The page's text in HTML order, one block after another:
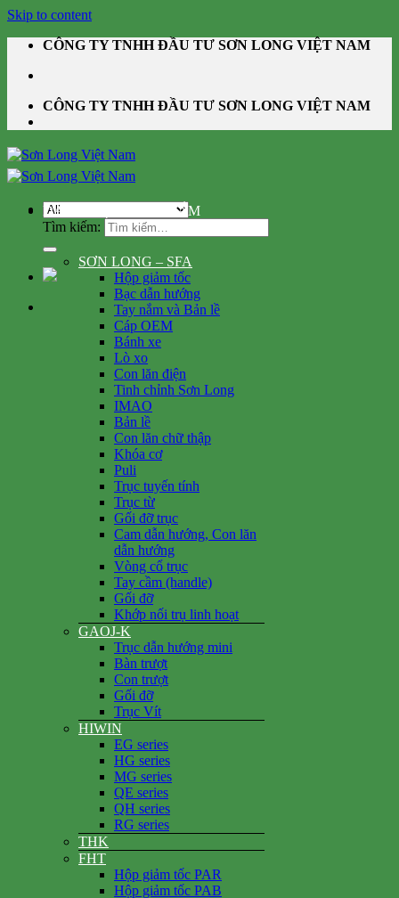
Skip to content
CÔNG TY TNHH ĐẦU TƯ SƠN LONG VIỆT NAM
CÔNG TY TNHH ĐẦU TƯ SƠN LONG VIỆT NAM
Tìm kiếm:
DANH MỤC SẢN PHẨM
SƠN LONG – SFA
Hộp giảm tốc
Bạc dẫn hướng
Tay nắm và Bản lề
Cáp OEM
Bánh xe
Lò xo
Con lăn điện
Tinh chỉnh Sơn Long
IMAO
Bản lề
Con lăn chữ thập
Khóa cơ
Puli
Trục tuyến tính
Trục từ
Gối đỡ trục
Cam dẫn hướng, Con lăn
dẫn hướng
Vòng cổ trục
Tay cầm (handle)
Gối đỡ
Khớp nối trụ linh hoạt
GAOJ-K
Trục dẫn hướng mini
Bàn trượt
Con trượt
Gối đỡ
Trục Vít
HIWIN
EG series
HG series
MG series
QE series
QH series
RG series
THK
FHT
Hộp giảm tốc PAR
Hộp giảm tốc PAB